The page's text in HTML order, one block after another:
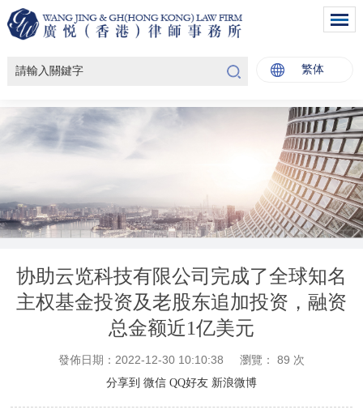
繁体
协助云览科技有限公司完成了全球知名
主权基金投资及老股东追加投资，融资
总金额近1亿美元
發佈日期：2022-12-30 10:10:38 瀏覽： 89 次
分享到 微信 QQ好友 新浪微博